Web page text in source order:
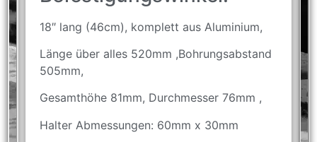
18″ lang (46cm), komplett aus Aluminium,
Länge über alles 520mm ,Bohrungsabstand
505mm,
Gesamthöhe 81mm, Durchmesser 76mm ,
Halter Abmessungen: 60mm x 30mm